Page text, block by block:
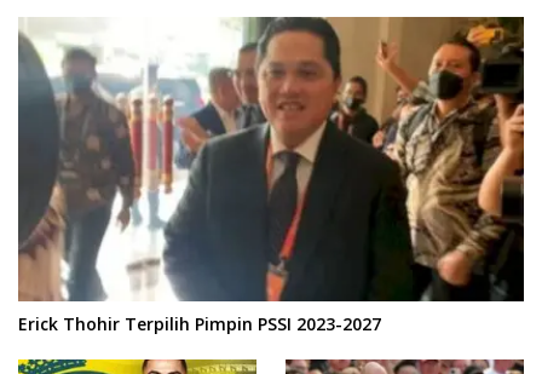
Erick Thohir Terpilih Pimpin PSSI 2023-2027